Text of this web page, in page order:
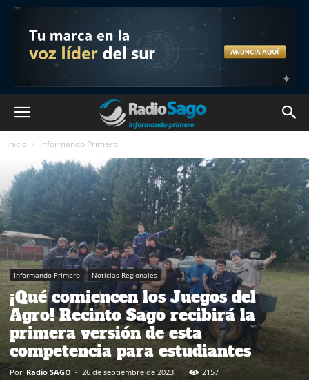
Inicio Informando Primero
Informando Primero Noticias Regionales
¡Qué comiencen los Juegos del
Agro! Recinto Sago recibirá la
primera versión de esta
competencia para estudiantes
Por Radio SAGO - 26 de septiembre de 2023 2157